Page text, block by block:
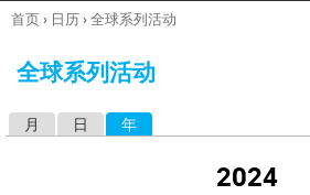
你
这
首页› 日历›全球系列活动
全球系列活动
月 日 年
2024